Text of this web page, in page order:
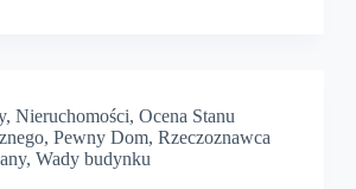
, Nieruchomości, Ocena Stanu
, Pewny Dom, Rzeczoznawca
, Wady budynku